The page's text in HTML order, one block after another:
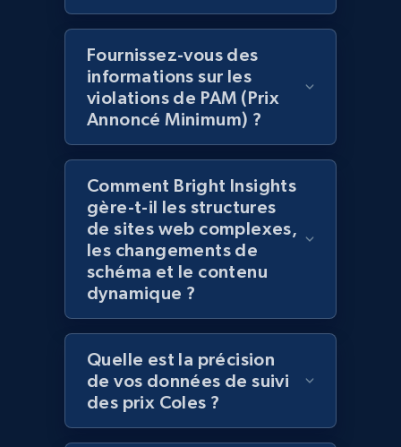
Collecting products by keyword search
Title, Seller name, Brand, Description, Initial
price, Currency, Availability, Reviews count, and
2.1K+ 375+ Commencer
Amazon products global dataset - Collects
products by best sellers category URL
Title, Seller name, Brand, Description, Initial
price, Currency, Availability, Reviews count, and
2.1K+ 375+ Commencer
Fournissez-vous des
informations sur les
violations de PAM (Prix
Annoncé Minimum) ?
Comment Bright Insights
gère-t-il les structures
de sites web complexes,
les changements de
schéma et le contenu
dynamique ?
Quelle est la précision
de vos données de suivi
des prix Coles ?